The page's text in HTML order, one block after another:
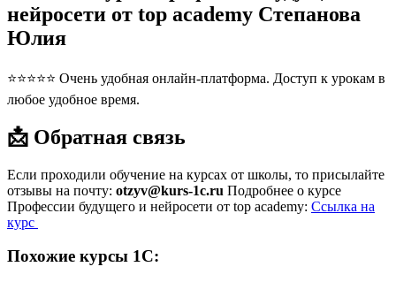
нейросети от top academy Степанова
Юлия
⭐⭐⭐⭐⭐ Очень удобная онлайн-платформа. Доступ к урокам в
любое удобное время.
📩 Обратная связь
Если проходили обучение на курсах от школы, то присылайте
отзывы на почту: otzyv@kurs-1c.ru Подробнее о курсе
Профессии будущего и нейросети от top academy: Ссылка на
курс
Похожие курсы 1С: